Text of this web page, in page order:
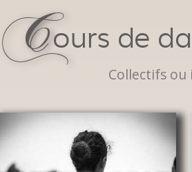
Cours de
Collectifs ou